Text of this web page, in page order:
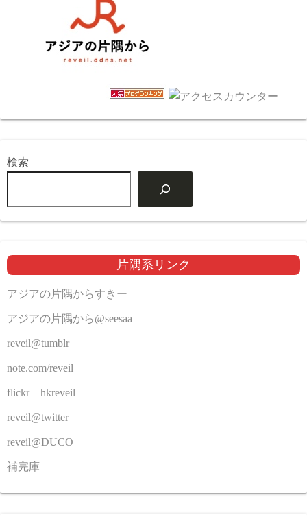
検索
片隅系リンク
アジアの片隅からすきー
アジアの片隅から@seesaa
reveil@tumblr
note.com/reveil
flickr – hkreveil
reveil@twitter
reveil@DUCO
補完庫